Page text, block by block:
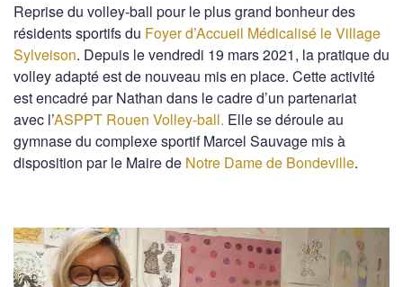
Reprise du volley-ball pour le plus grand bonheur des
résidents sportifs du Foyer d’Accueil Médicalisé le Village
Sylveison. Depuis le vendredi 19 mars 2021, la pratique du
volley adapté est de nouveau mis en place. Cette activité
est encadré par Nathan dans le cadre d’un partenariat
avec l’ASPPT Rouen Volley-ball. Elle se déroule au
gymnase du complexe sportif Marcel Sauvage mis à
disposition par le Maire de Notre Dame de Bondeville.